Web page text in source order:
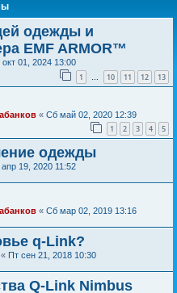
одежды и
EMF ARMOR™
окт 01, 2024 13:00
1 … 10 11 12 13
« Сб май 02, 2020 12:39
1 2 3 4 5
одежды
апр 19, 2020 11:52
« Сб мар 02, 2019 13:16
q-Link?
« Пт сен 21, 2018 10:30
Q-Link Nimbus